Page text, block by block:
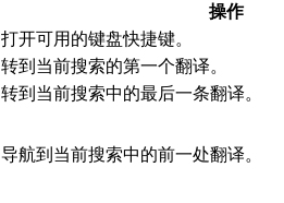
操作
打开可用的键盘快捷键。
转到当前搜索的第一个翻译。
转到当前搜索中的最后一条翻译。
导航到当前搜索中的前一处翻译。